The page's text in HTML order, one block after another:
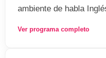
ambiente de habla
Ver programa completo